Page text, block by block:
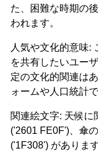
た、困難な時期の
われます。
人気や文化的意味:
を共有したいユー
定の文化的関連は
ォームや人口統計
関連絵文字: 天候
('2601 FE0F')、傘
('1F308') がありま